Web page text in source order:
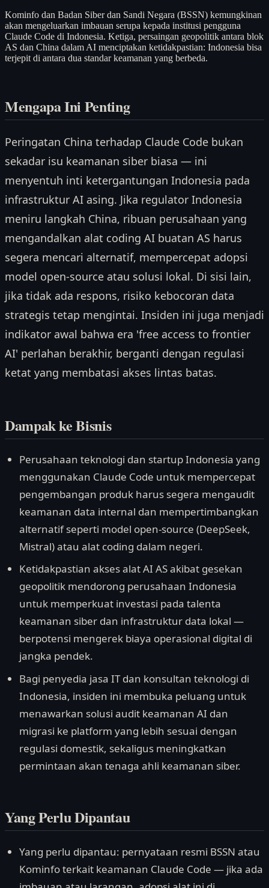
Kominfo dan Badan Siber dan Sandi Negara (BSSN) kemungkinan
akan mengeluarkan imbauan serupa kepada institusi pengguna
Claude Code di Indonesia. Ketiga, persaingan geopolitik antara blok
AS dan China dalam AI menciptakan ketidakpastian: Indonesia bisa
terjepit di antara dua standar keamanan yang berbeda.
Mengapa Ini Penting
Peringatan China terhadap Claude Code bukan
sekadar isu keamanan siber biasa — ini
menyentuh inti ketergantungan Indonesia pada
infrastruktur AI asing. Jika regulator Indonesia
meniru langkah China, ribuan perusahaan yang
mengandalkan alat coding AI buatan AS harus
segera mencari alternatif, mempercepat adopsi
model open-source atau solusi lokal. Di sisi lain,
jika tidak ada respons, risiko kebocoran data
strategis tetap mengintai. Insiden ini juga menjadi
indikator awal bahwa era 'free access to frontier
AI' perlahan berakhir, berganti dengan regulasi
ketat yang membatasi akses lintas batas.
Dampak ke Bisnis
Perusahaan teknologi dan startup Indonesia yang
menggunakan Claude Code untuk mempercepat
pengembangan produk harus segera mengaudit
keamanan data internal dan mempertimbangkan
alternatif seperti model open-source (DeepSeek,
Mistral) atau alat coding dalam negeri.
Ketidakpastian akses alat AI AS akibat gesekan
geopolitik mendorong perusahaan Indonesia
untuk memperkuat investasi pada talenta
keamanan siber dan infrastruktur data lokal —
berpotensi mengerek biaya operasional digital di
jangka pendek.
Bagi penyedia jasa IT dan konsultan teknologi di
Indonesia, insiden ini membuka peluang untuk
menawarkan solusi audit keamanan AI dan
migrasi ke platform yang lebih sesuai dengan
regulasi domestik, sekaligus meningkatkan
permintaan akan tenaga ahli keamanan siber.
Yang Perlu Dipantau
Yang perlu dipantau: pernyataan resmi BSSN atau
Kominfo terkait keamanan Claude Code — jika ada